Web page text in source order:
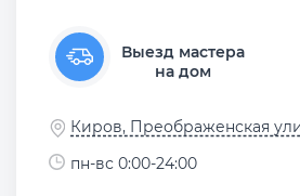
Выезд мастера
на дом
Киров, Преображенская
пн-вс 0:00-24:00